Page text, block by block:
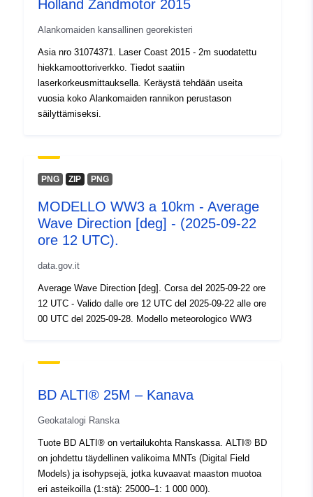
uriRef:
http://data.europa.eu/88u/dataset/
zenodo-org-7892173
On versio: https://doi.org/10.5281/
Tyyppi:
Holland Zandmotor 2015
Alankomaiden kansallinen georekisteri
Asia nro 31074371. Laser Coast 2015 - 2m suodatettu
hiekkamoottoriverkko. Tiedot saatiin
laserkorkeusmittauksella. Keräystä tehdään useita
vuosia koko Alankomaiden rannikon perustason
säilyttämiseksi.
PNG ZIP PNG
MODELLO WW3 a 10km - Average
Wave Direction [deg] - (2025-09-22
ore 12 UTC).
data.gov.it
Average Wave Direction [deg]. Corsa del 2025-09-22 ore
12 UTC - Valido dalle ore 12 UTC del 2025-09-22 alle ore
00 UTC del 2025-09-28. Modello meteorologico WW3
BD ALTI® 25M – Kanava
Geokatalogi Ranska
Tuote BD ALTI® on vertailukohta Ranskassa. ALTI® BD
on johdettu täydellinen valikoima MNTs (Digital Field
Models) ja isohypsejä, jotka kuvaavat maaston muotoa
eri asteikoilla (1:stä): 25000–1: 1 000 000).